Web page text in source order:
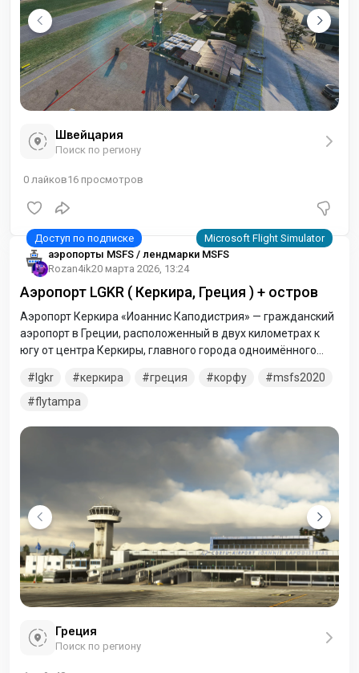
Швейцария
Поиск по региону
0 лайков16 просмотров
аэропорты MSFS / лендмарки MSFS
Rozan4ik20 марта 2026, 13:24
Аэропорт LGKR ( Керкира, Греция ) + остров
Аэропорт Керкира «Иоаннис Каподистрия» — гражданский
аэропорт в Греции, расположенный в двух километрах к
югу от центра Керкиры, главного города одноимённого
чартерные сезонные рейсы.
lgkr керкира греция корфу
msfs2020
flytampa
Греция
Поиск по региону